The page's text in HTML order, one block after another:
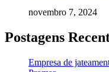
novembro 7, 2024
Postagens
Empresa de